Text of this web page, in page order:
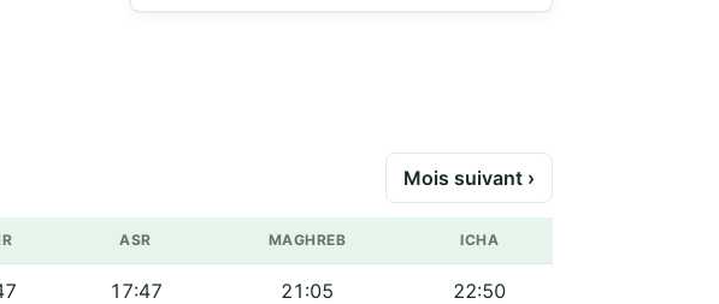
Mois suivant ›
ASR MAGHREB ICHA
17:47 21:05 22:50